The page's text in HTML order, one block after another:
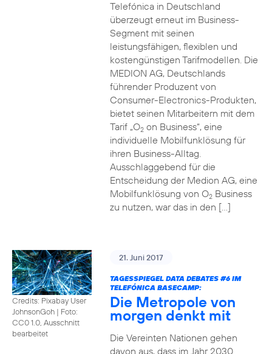
Telefónica in Deutschland
überzeugt erneut im Business-
Segment mit seinen
leistungsfähigen, flexiblen und
kostengünstigen Tarifmodellen. Die
MEDION AG, Deutschlands
führender Produzent von
Consumer-Electronics-Produkten,
bietet seinen Mitarbeitern mit dem
Tarif „O2on Business“, eine
individuelle Mobilfunklösung für
ihren Business-Alltag.
Ausschlaggebend für die
Entscheidung der Medion AG, eine
Mobilfunklösung von O2Business
zu nutzen, war das in den […]
Credits: Pixabay User
JohnsonGoh | Foto:
CC0 1.0, Ausschnitt
bearbeitet
21. Juni 2017
TAGESSPIEGEL DATA DEBATES #6IM
TELEFÓNICA BASECAMP:
Die Metropole von
morgen denkt mit
Die Vereinten Nationen gehen
davon aus, dass im Jahr 2030